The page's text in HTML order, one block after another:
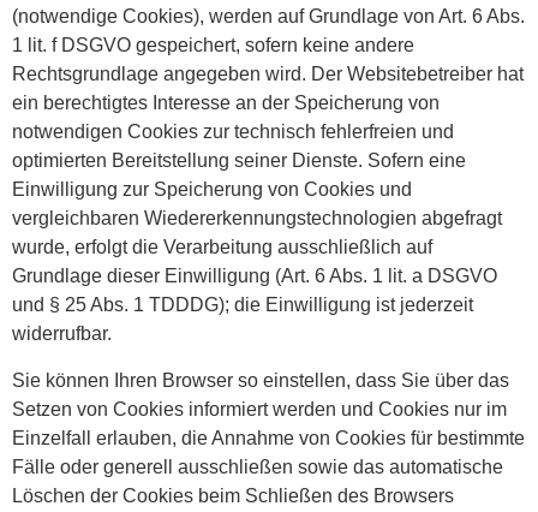
(notwendige Cookies), werden auf Grundlage von Art. 6 Abs.
1 lit. f DSGVO gespeichert, sofern keine andere
Rechtsgrundlage angegeben wird. Der Websitebetreiber hat
ein berechtigtes Interesse an der Speicherung von
notwendigen Cookies zur technisch fehlerfreien und
optimierten Bereitstellung seiner Dienste. Sofern eine
Einwilligung zur Speicherung von Cookies und
vergleichbaren Wiedererkennungstechnologien abgefragt
wurde, erfolgt die Verarbeitung ausschließlich auf
Grundlage dieser Einwilligung (Art. 6 Abs. 1 lit. a DSGVO
und § 25 Abs. 1 TDDDG); die Einwilligung ist jederzeit
widerrufbar.
Sie können Ihren Browser so einstellen, dass Sie über das
Setzen von Cookies informiert werden und Cookies nur im
Einzelfall erlauben, die Annahme von Cookies für bestimmte
Fälle oder generell ausschließen sowie das automatische
Löschen der Cookies beim Schließen des Browsers